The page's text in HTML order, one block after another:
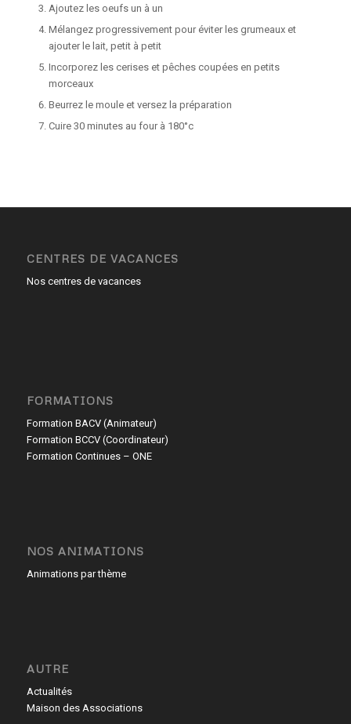
Ajoutez les oeufs un à un
Mélangez progressivement pour éviter les grumeaux et
ajouter le lait, petit à petit
Incorporez les cerises et pêches coupées en petits
morceaux
Beurrez le moule et versez la préparation
Cuire 30 minutes au four à 180°c
CENTRES DE VACANCES
Nos centres de vacances
FORMATIONS
Formation BACV (Animateur)
Formation BCCV (Coordinateur)
Formation Continues – ONE
NOS ANIMATIONS
Animations par thème
AUTRE
Actualités
Maison des Associations